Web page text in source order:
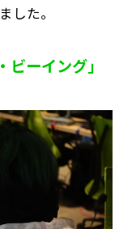
した。
ーイング」